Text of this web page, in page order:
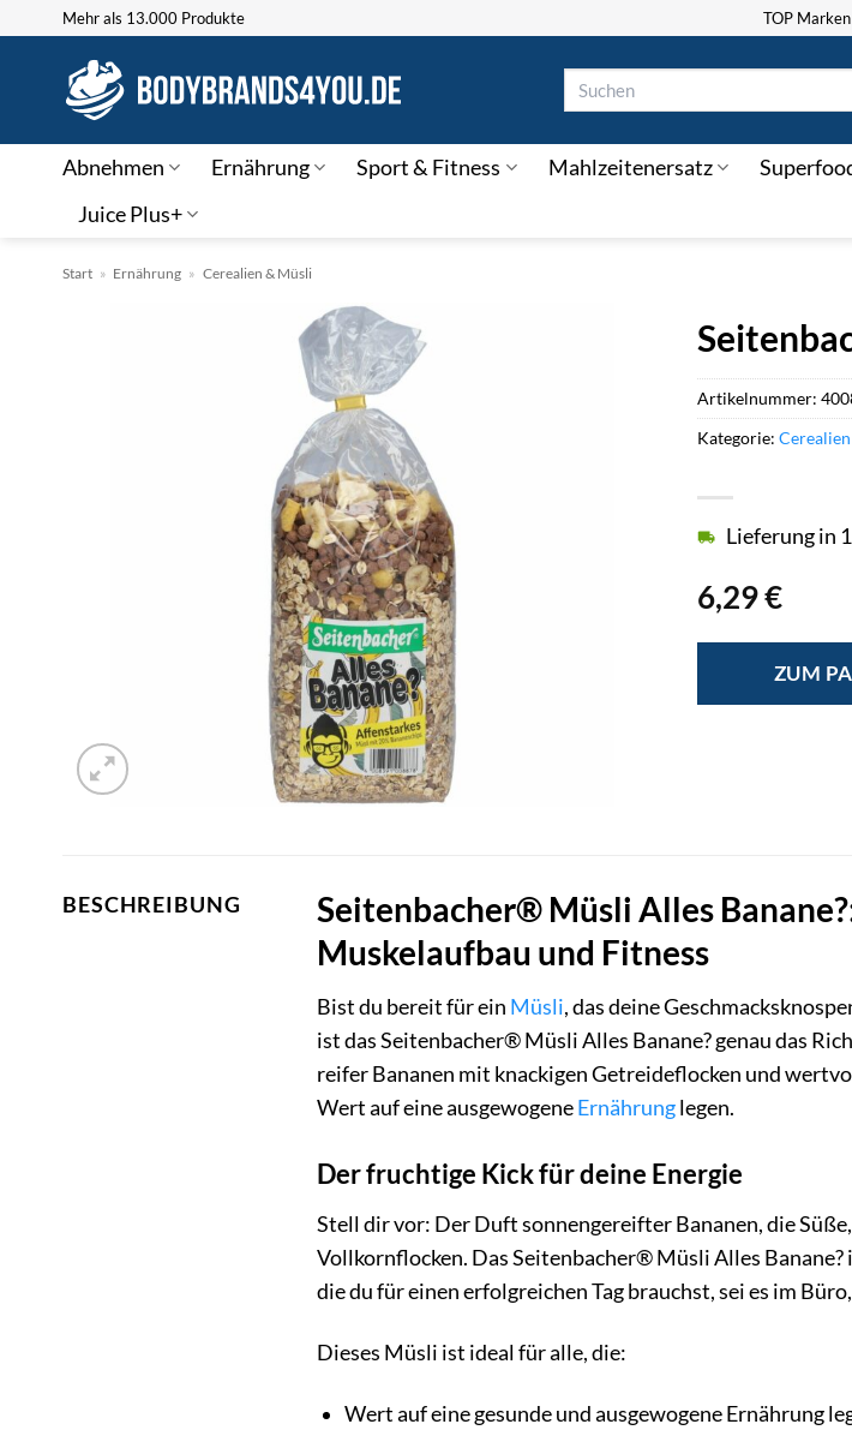
springen
Mehr als 13.000 Produkte TOP Marken
Abnehmen Ernährung Sport & Fitness Mahlzeitenersatz
Juice Plus+
Start » Ernährung » Cerealien & Müsli
6,29€
Lieferung in
ZUM
Artikelnummer:
Kategorie:
BESCHREIBUNG
Seitenbacher® Müsli Alles
Muskelaufbau und Fitness
Bist du bereit für ein Müsli, das deine
ist das Seitenbacher® Müsli Alles Banane? genau das
reifer Bananen mit knackigen Getreideflocken und
Wert auf eine ausgewogeneErnährunglegen.
Der fruchtige Kick für deine Energie
Stell dir vor: Der Duft sonnengereifter Bananen, die
Vollkornflocken. Das Seitenbacher® Müsli Alles
die du für einen erfolgreichen Tag brauchst, sei es im
Dieses Müsli ist ideal für alle, die:
Wert auf eine gesunde und ausgewogene Ernährung